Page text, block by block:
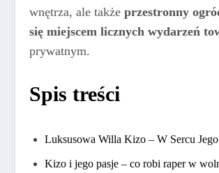
wnętrza, ale także przestronny
się miejscem licznych wydarzeń
prywatnym.
Spis treści
Luksusowa Willa Kizo – W Sercu
Kizo i jego pasje – co robi raper w